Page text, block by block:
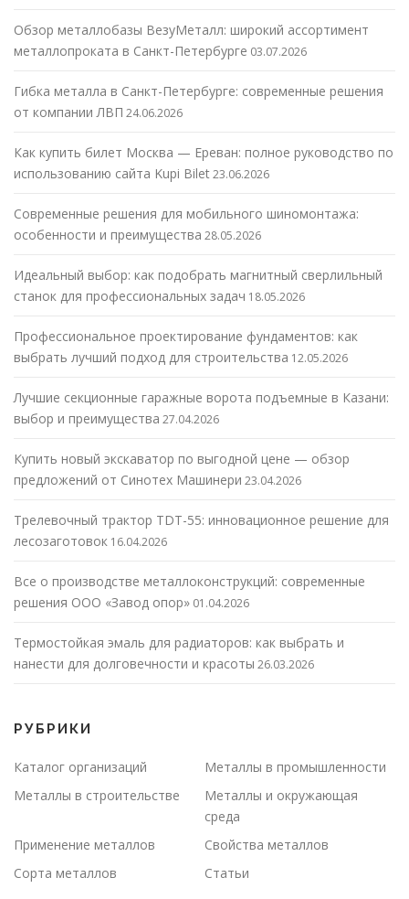
Обзор металлобазы ВезуМеталл: широкий ассортимент
металлопроката в Санкт-Петербурге 03.07.2026
Гибка металла в Санкт-Петербурге: современные решения
от компании ЛВП 24.06.2026
Как купить билет Москва — Ереван: полное руководство по
использованию сайта Kupi Bilet23.06.2026
Современные решения для мобильного шиномонтажа:
особенности и преимущества 28.05.2026
Идеальный выбор: как подобрать магнитный сверлильный
станок для профессиональных задач 18.05.2026
Профессиональное проектирование фундаментов: как
выбрать лучший подход для строительства 12.05.2026
Лучшие секционные гаражные ворота подъемные в Казани:
выбор и преимущества 27.04.2026
Купить новый экскаватор по выгодной цене — обзор
предложений от Синотех Машинери 23.04.2026
Трелевочный трактор TDT-55: инновационное решение для
лесозаготовок 16.04.2026
Все о производстве металлоконструкций: современные
решения ООО «Завод опор» 01.04.2026
Термостойкая эмаль для радиаторов: как выбрать и
нанести для долговечности и красоты 26.03.2026
РУБРИКИ
Каталог организаций
Металлы в промышленности
Металлы в строительстве
Металлы и окружающая
среда
Применение металлов
Свойства металлов
Сорта металлов
Статьи